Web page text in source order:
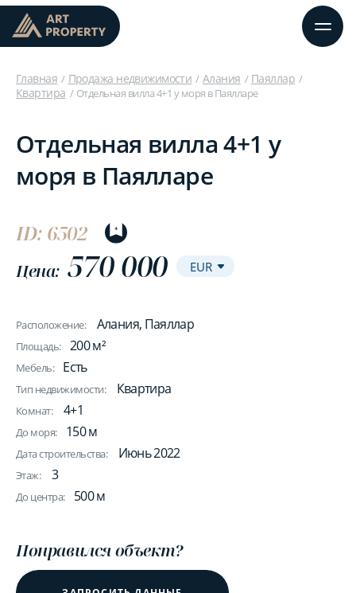
Главная Продажа недвижимости Алания
Паяллар
Квартира
Отдельная вилла 4+1 у моря в Паялларе
Отдельная вилла 4+1 у
моря в Паялларе
ID: 6502
Цена: 570 000
Расположение: Алания, Паяллар
Площадь: 200 м²
Мебель: Есть
Тип недвижимости: Квартира
Комнат: 4+1
До моря: 150 м
Дата строительства: Июнь 2022
Этаж: 3
До центра: 500 м
Понравился объект?